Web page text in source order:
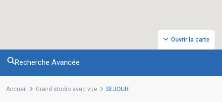
Ouvrir la carte
Recherche Avancée
Accueil Grand studio avec vue SEJOUR